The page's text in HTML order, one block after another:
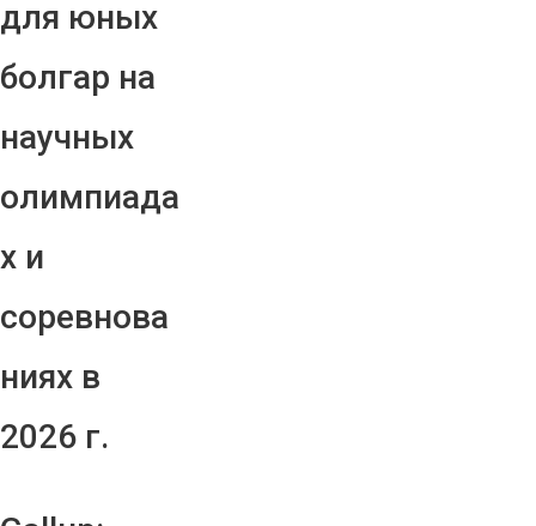
для юных
болгар на
научных
олимпиада
х и
соревнова
ниях в
2026 г.